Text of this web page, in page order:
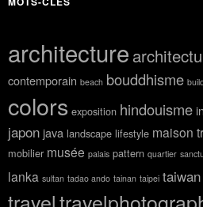
architecture
contemporain beach bouddhisme
colors exposition hindouisme
japon java landscape lifestyle maison
mobilier musée palais pattern quartier
lanka sultan tadao ando tainan taipei taiwan